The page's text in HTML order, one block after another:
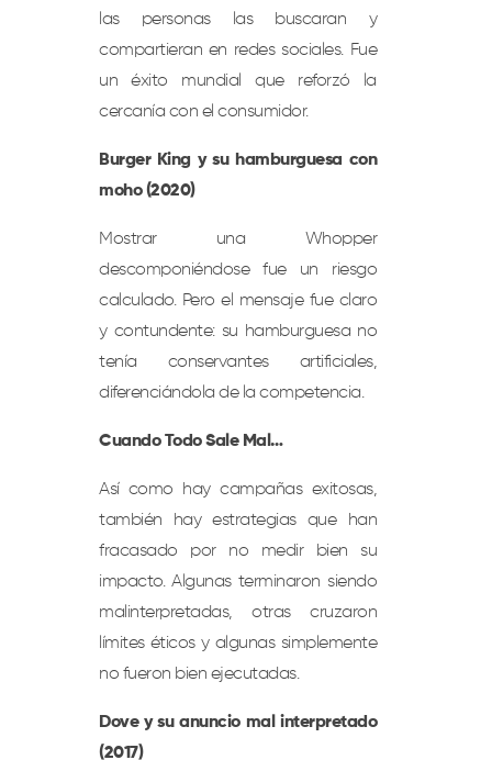
las personas las buscaran y
compartieran en redes sociales. Fue
un éxito mundial que reforzó la
cercanía con el consumidor.
Burger King y su hamburguesa con
moho (2020)
Mostrar una Whopper
descomponiéndose fue un riesgo
calculado. Pero el mensaje fue claro
y contundente: su hamburguesa no
tenía conservantes artificiales,
diferenciándola de la competencia.
Cuando Todo Sale Mal…
Así como hay campañas exitosas,
también hay estrategias que han
fracasado por no medir bien su
impacto. Algunas terminaron siendo
malinterpretadas, otras cruzaron
límites éticos y algunas simplemente
no fueron bien ejecutadas.
Dove y su anuncio mal interpretado
(2017)